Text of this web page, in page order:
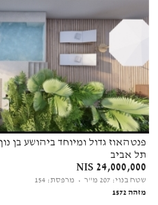
פנטהאוז גדול ומיוחד ביהושע בן
תל אביב
24,000,000 NIS
שטח בנוי: 207 מ"ר
• מרפסת: 154
מזהה 1572